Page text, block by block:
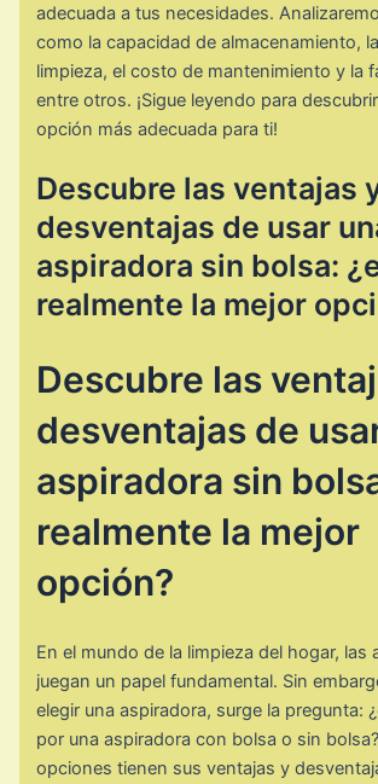
adecuada a tus necesidades.
como la capacidad de almacenamiento,
limpieza, el costo de mantenimiento y la
entre otros. ¡Sigue leyendo para
opción más adecuada para ti!
Descubre las ventajas
desventajas de usar
aspiradora sin bolsa:
realmente la mejor
Descubre las
desventajas de
aspiradora sin
realmente la mejor
opción?
En el mundo de la limpieza del hogar, las
juegan un papel fundamental. Sin
elegir una aspiradora, surge la pregunta:
por una aspiradora con bolsa o sin
opciones tienen sus ventajas y